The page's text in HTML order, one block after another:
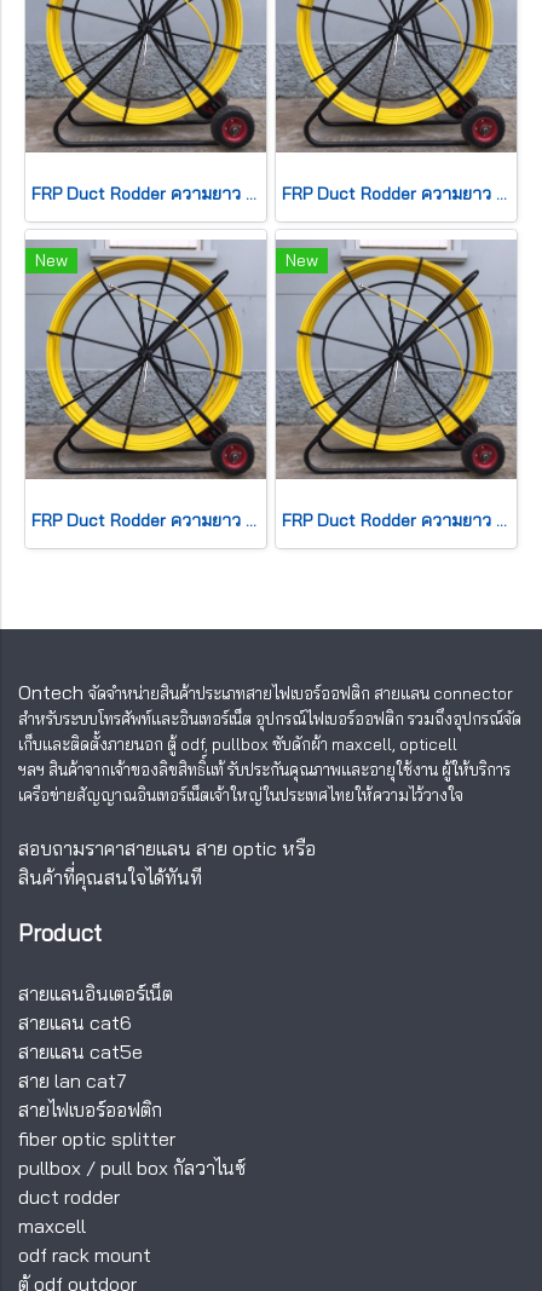
FRP Duct Rodder ความยาว 250 เมตร ขนาด 14 มม. FRP Duct Rodder ความยาว 150 เมตร ขนาด 11 มม.
New
FRP Duct Rodder ความยาว 300 เมตร ขนาด 11 มม.
New
FRP Duct Rodder ความยาว 200 เมตร ขนาด 11 มม.
Ontech จัดจำหน่ายสินค้าประเภทสายไฟเบอร์ออฟติก สายแลน connector
สำหรับระบบโทรศัพท์และอินเทอร์เน็ต อุปกรณ์ไฟเบอร์ออฟติก รวมถึงอุปกรณ์จัด
เก็บและติดตั้งภายนอก ตู้ odf, pullbox ซับดักผ้า maxcell, opticell
ฯลฯ สินค้าจากเจ้าของลิขสิทธิ์แท้ รับประกันคุณภาพและอายุใช้งาน ผู้ให้บริการ
เครือข่ายสัญญาณอินเทอร์เน็ตเจ้าใหญ่ในประเทศไทยให้ความไว้วางใจ
สอบถามราคาสายแลน สาย optic หรือ
สินค้าที่คุณสนใจได้ทันที
Product
สายแลนอินเตอร์เน็ต
สายแลน cat6
สายแลน cat5e
สาย lan cat7
สายไฟเบอร์ออฟติก
fiber optic splitter
pullbox / pull box กัลวาไนซ์
duct rodder
maxcell
odf rack mount
ตู้ odf outdoor